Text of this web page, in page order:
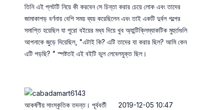
তিনি এই প্লটটি নিয়ে কী করবেন সে চিন্তা করার চেয়ে লোক এবং তাদের
জামাকাপড় বর্ণনায় বেশি সময় ব্যয় করেছিলেন এবং তাই একটি দুর্বল গল্পের
সমাপ্তি হয়েছিল যা পুরো বইয়ের মধ্য দিয়ে খুব অ্যান্টিক্লিম্যাকটিক মুহুর্তগুলি
আপনাকে জুড়ে দিয়েছিল, "এটাই কি? এটি তাদের যা করার ছিল? আমি কেন
এটি পড়ছি? " স্পষ্টতই এই বইটি ভুল লেবেলযুক্ত ছিল।
2019-12-05 10:47
আকর্ষণীয় সাংস্কৃতিক তদন্ত। পূর্ববর্তী